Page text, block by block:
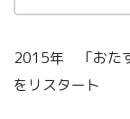
2015年 「おた
をリスタート